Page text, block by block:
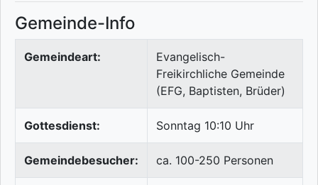
Gemeinde-Info
Gemeindeart:
Evangelisch-
Freikirchliche Gemeinde
(EFG, Baptisten, Brüder)
Gottesdienst: Sonntag 10:10 Uhr
Gemeindebesucher: ca. 100-250 Personen